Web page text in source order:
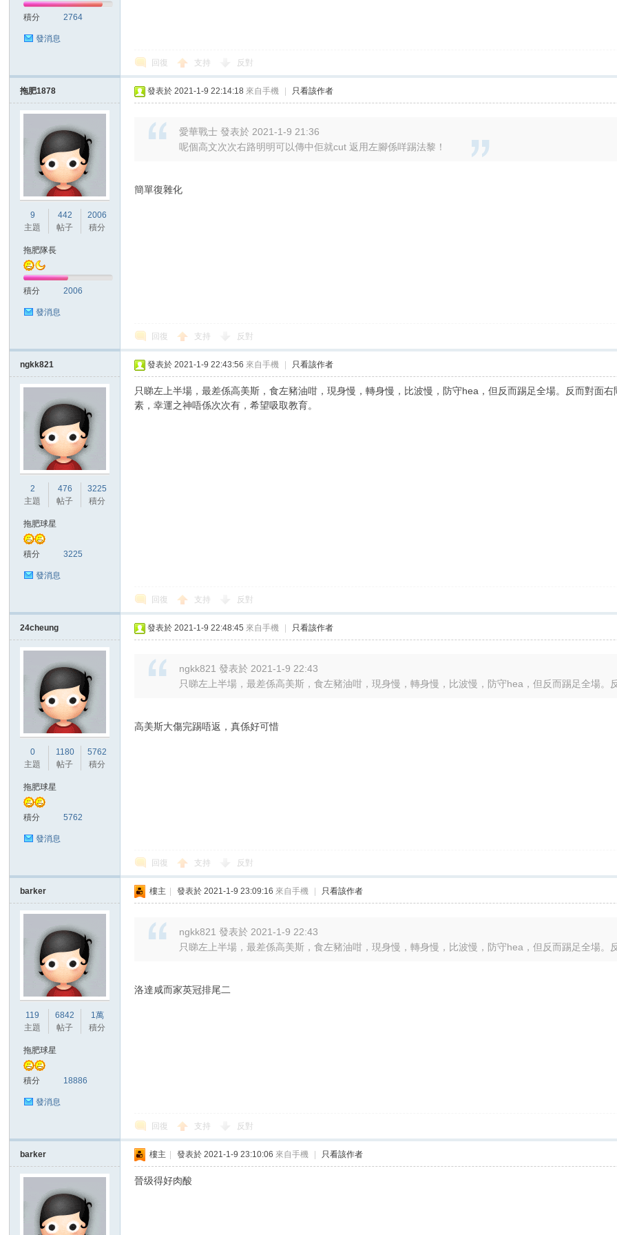
區
積分 2764
發消息
回復 支持 反對
拖肥1878
9
主題
442
帖子
2006
積分
拖肥隊長
積分 2006
發消息
發表於 2021-1-9 22:14:18 來自手機 只看該作者
愛華戰士 發表於 2021-1-9 21:36
呢個高文次次右路明明可以傳中佢就cut 返用左腳係咩踢法黎！
簡單復雜化
回復 支持 反對
ngkk821
2
主題
476
帖子
3225
積分
拖肥球星
積分 3225
發消息
發表於 2021-1-9 22:43:56 來自手機 只看該作者
只睇左上半場，最差係高美斯，食左豬油咁，現身慢，轉身慢，比波慢，防守hea，但反而踢足全場。反而對面
素，幸運之神唔係次次有，希望吸取教育。
回復 支持 反對
24cheung
0
主題
1180
帖子
5762
積分
拖肥球星
積分 5762
發消息
發表於 2021-1-9 22:48:45 來自手機 只看該作者
ngkk821 發表於 2021-1-9 22:43
只睇左上半場，最差係高美斯，食左豬油咁，現身慢，轉身慢，比波慢，防守hea，但反而踢足全場。
高美斯大傷完踢唔返，真係好可惜
回復 支持 反對
barker
119
主題
6842
帖子
1萬
積分
拖肥球星
積分 18886
發消息
樓主 發表於 2021-1-9 23:09:16 來自手機 只看該作者
ngkk821 發表於 2021-1-9 22:43
只睇左上半場，最差係高美斯，食左豬油咁，現身慢，轉身慢，比波慢，防守hea，但反而踢足全場。
洛達咸而家英冠排尾二
回復 支持 反對
barker 樓主 發表於 2021-1-9 23:10:06 來自手機 只看該作者
晉级得好肉酸